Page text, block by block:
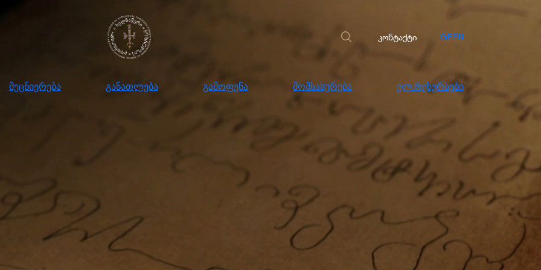
კონტაქტი GEEN
მეცნიერება განათლება გამოფენა მომსახურება ელ.რესურსები
განათლება